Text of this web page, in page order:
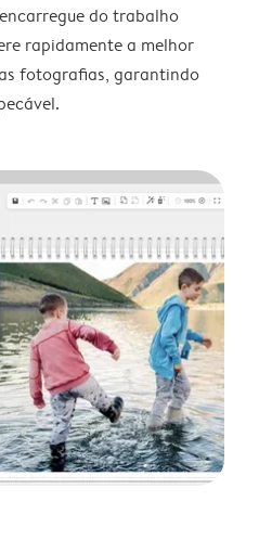
do trabalho
rapidamente a melhor
fotografias, garantindo